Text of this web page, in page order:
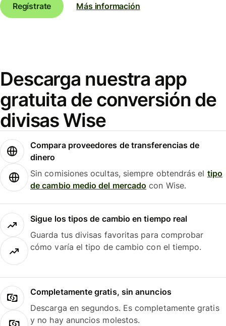
Regístrate
Más información
Descarga nuestra app
gratuita de conversión de
divisas Wise
Compara proveedores de transferencias de
dinero
Sin comisiones ocultas, siempre obtendrás el tipo
de cambio medio del mercado con Wise.
Sigue los tipos de cambio en tiempo real
Guarda tus divisas favoritas para comprobar
cómo varía el tipo de cambio con el tiempo.
Completamente gratis, sin anuncios
Descarga en segundos. Es completamente gratis
y no hay anuncios molestos.